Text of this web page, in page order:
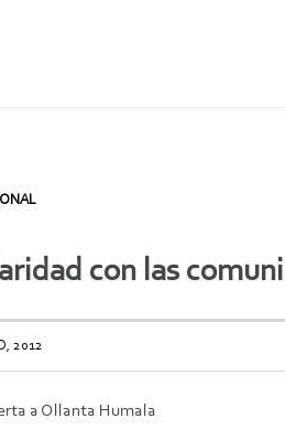
con las
2012
a Ollanta Humala